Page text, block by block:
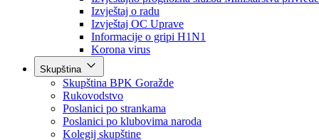
Obavještenja i izvještaji
Obavještenja Vlade
Izvještajno prognozna služba Ministarstva privrede
Izvještaj o radu
Izvještaj OC Uprave
Informacije o gripi H1N1
Korona virus
Skupština
Skupština BPK Goražde
Rukovodstvo